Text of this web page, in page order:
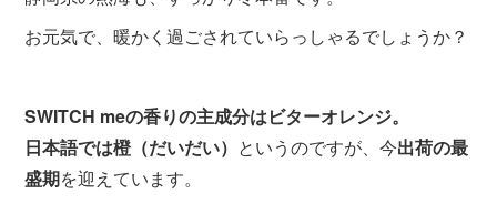
お元気で、暖かく過ごされていらっしゃるでしょうか？
SWITCH meの香りの主成分はビターオレンジ。
日本語では橙（だいだい） というのですが、今出荷の最
盛期を迎えています。